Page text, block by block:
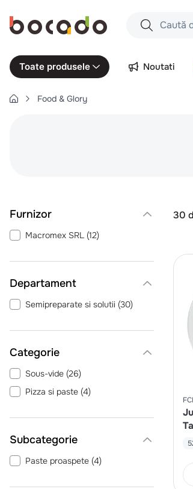
Caută după
Căutări
10.pizza
Toate produsele Noutati
Food & Glory
Macromex SRL (12)
Departament
Semipreparate si solutii (30)
Categorie
Sous-vide (26)
Pizza si paste (4)
Paste proaspete (4)
30